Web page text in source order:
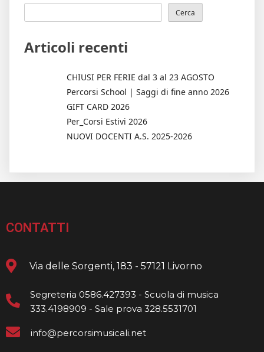
Cerca
Articoli recenti
CHIUSI PER FERIE dal 3 al 23 AGOSTO
Percorsi School | Saggi di fine anno 2026
GIFT CARD 2026
Per_Corsi Estivi 2026
NUOVI DOCENTI A.S. 2025-2026
CONTATTI
Via delle Sorgenti, 183 - 57121 Livorno
Segreteria 0586.427393 - Scuola di musica
333.4198909 - Sale prova 328.5531701
info@percorsimusicali.net